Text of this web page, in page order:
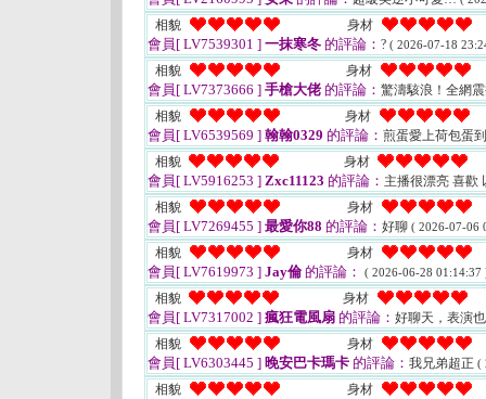
相貌 身材
會員[ LV7539301 ] 一抹寒冬 的評論： ? ( 2026-07-18
相貌 身材
會員[ LV7373666 ] 手槍大佬 的評論： 驚濤駭浪！全網
相貌
身材
會員[ LV6539569 ] 翰翰0329 的評論： 煎蛋愛上荷包蛋
相貌
身材
會員[ LV5916253 ] Zxc11123 的評論： 主播很漂亮 喜歡
相貌
身材
會員[ LV7269455 ] 最愛你88 的評論： 好聊 ( 2026-07-06
相貌 身材
會員[ LV7619973 ] Jay倫 的評論： ( 2026-06-28 01:14:37
相貌 身材
會員[ LV7317002 ] 瘋狂電風扇 的評論： 好聊天，表演
相貌
身材
會員[ LV6303445 ] 晚安巴卡瑪卡 的評論： 我兄弟超正 (
相貌 身材